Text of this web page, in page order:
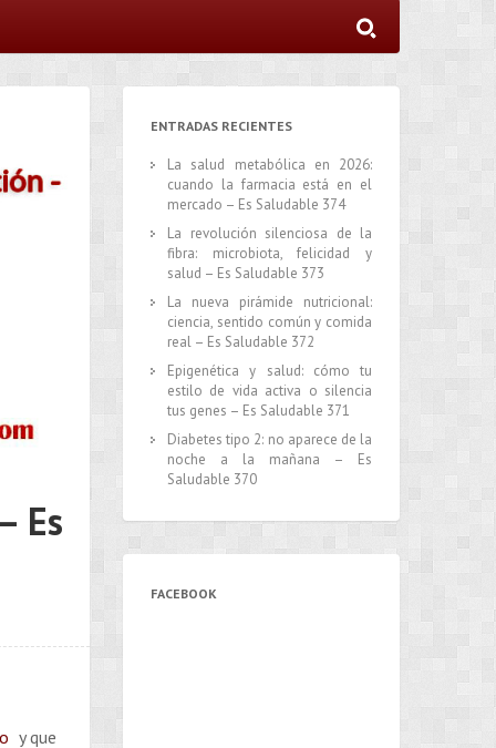
Es
y que
ENTRADAS RECIENTES
La salud metabólica en 2026:
cuando la farmacia está en el
mercado – Es Saludable 374
La revolución silenciosa de la
fibra: microbiota, felicidad y
salud – Es Saludable 373
La nueva pirámide nutricional:
ciencia, sentido común y comida
real – Es Saludable 372
Epigenética y salud: cómo tu
estilo de vida activa o silencia
tus genes – Es Saludable 371
Diabetes tipo 2: no aparece de la
noche a la mañana – Es
Saludable 370
FACEBOOK